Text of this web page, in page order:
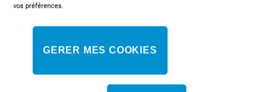
Ce réfrigérateur double-porte posable Indesit présente les
pratique pour y placer vos bouteilles en toute sécurité.
Classe énergétique
vos préférences.
GERER MES COOKIES